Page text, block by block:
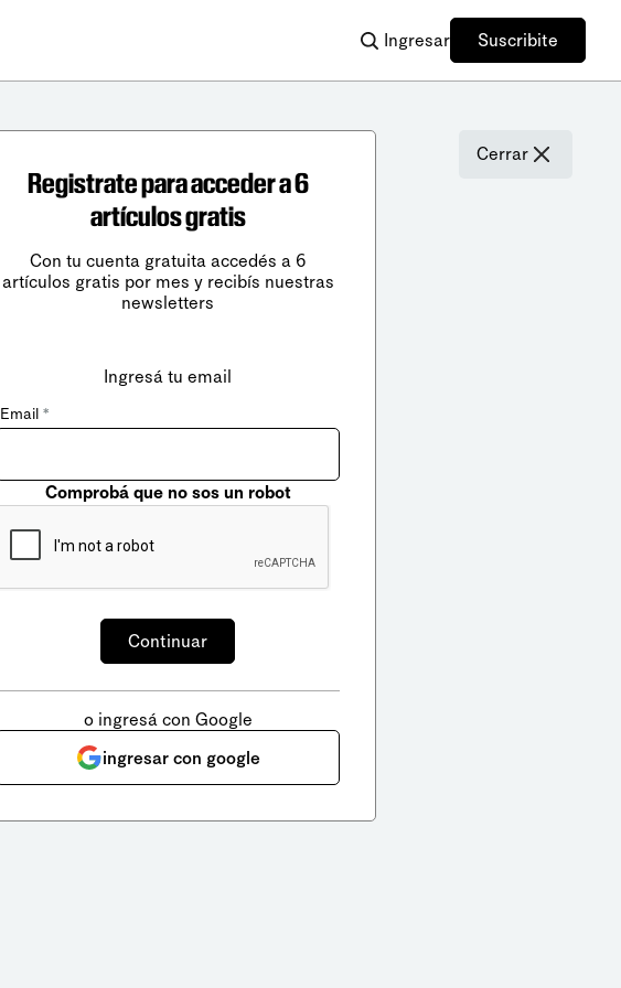
Ingresar Suscribite
Cerrar
Registrate para acceder a 6
artículos gratis
Con tu cuenta gratuita accedés a 6
artículos gratis por mes y recibís nuestras
newsletters
Ingresá tu email
Email *
Comprobá que no sos un robot
o ingresá con Google
ingresar con google